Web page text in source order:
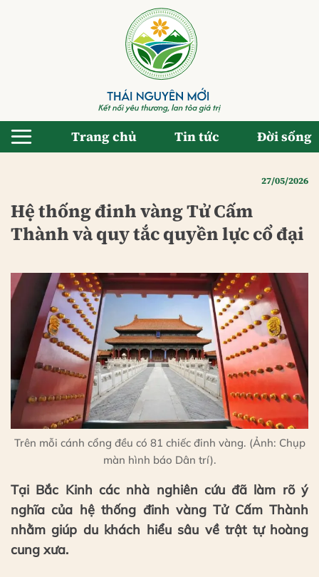
Trang chủ Tin tức Đời sống
27/05/2026
Hệ thống đinh vàng Tử Cấm
Thành và quy tắc quyền lực cổ đại
Trên mỗi cánh cổng đều có 81 chiếc đinh vàng. (Ảnh: Chụp
màn hình báo Dân trí).
Tại Bắc Kinh các nhà nghiên cứu đã làm rõ ý
nghĩa của hệ thống đinh vàng Tử Cấm Thành
nhằm giúp du khách hiểu sâu về trật tự hoàng
cung xưa.